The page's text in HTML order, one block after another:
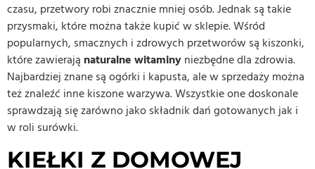
czasu, przetwory robi znacznie mniej osób. Jednak są takie
przysmaki, które można także kupić w sklepie. Wśród
popularnych, smacznych i zdrowych przetworów są kiszonki,
które zawierają naturalne witaminy niezbędne dla zdrowia.
Najbardziej znane są ogórki i kapusta, ale w sprzedaży można
też znaleźć inne kiszone warzywa. Wszystkie one doskonale
sprawdzają się zarówno jako składnik dań gotowanych jak i
w roli surówki.
KIEŁKI Z DOMOWEJ